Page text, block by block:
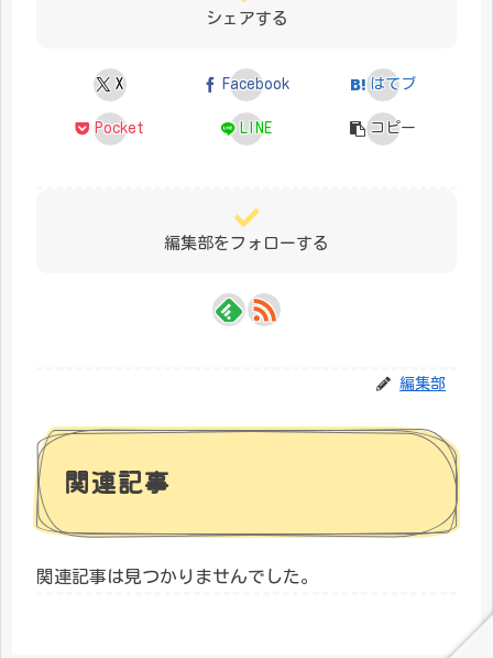
シェアする
X Facebook はてブ
Pocket LINE コピー
編集部をフォローする
編集部
関連記事
関連記事は見つかりませんでした。